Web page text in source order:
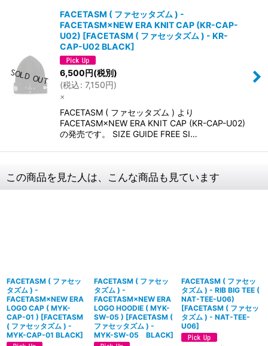
FACETASM ( ファセッタズム ) -
FACETASM×NEW ERA KNIT CAP (KR-CAP-
U02) [FACETASM ( ファセッタズム ) - KR-
CAP-U02 BLACK]
6,500円(税別)
(税込: 7,150円)
×
FACETASM ( ファセッタズム ) より
FACETASM×NEW ERA KNIT CAP (KR-CAP-U02)
の発売です。 SIZE GUIDE FREE SI…
この商品を見た人は、こんな商品も見ています
FACETASM ( ファセッ
タズム ) -
FACETASM×NEW ERA
LOGO CAP ( MYK-
CAP-01 ) [FACETASM
( ファセッタズム ) -
MYK-CAP-01 BLACK]
FACETASM ( ファセッ
タズム ) -
FACETASM×NEW ERA
LOGO HOODIE ( MYK-
SW-05 ) [FACETASM (
ファセッタズム ) -
MYK-SW-05 BLACK]
FACETASM ( ファセッ
タズム ) - RIB BIG TEE (
NAT-TEE-U06)
[FACETASM ( ファセッ
タズム ) - NAT-TEE-
U06]